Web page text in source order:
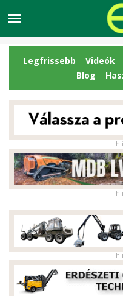
Legfrissebb Videók
Blog
h
h
h